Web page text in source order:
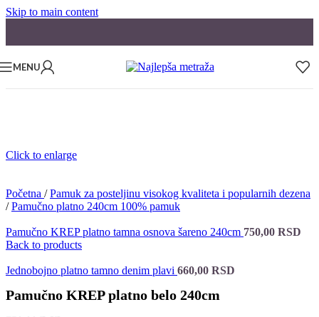
Skip to main content
MENU
Click to enlarge
Početna / Pamuk za posteljinu visokog kvaliteta i popularnih dezena
/ Pamučno platno 240cm 100% pamuk
Pamučno KREP platno tamna osnova šareno 240cm 750,00 RSD
Back to products
Jednobojno platno tamno denim plavi 660,00 RSD
Pamučno KREP platno belo 240cm